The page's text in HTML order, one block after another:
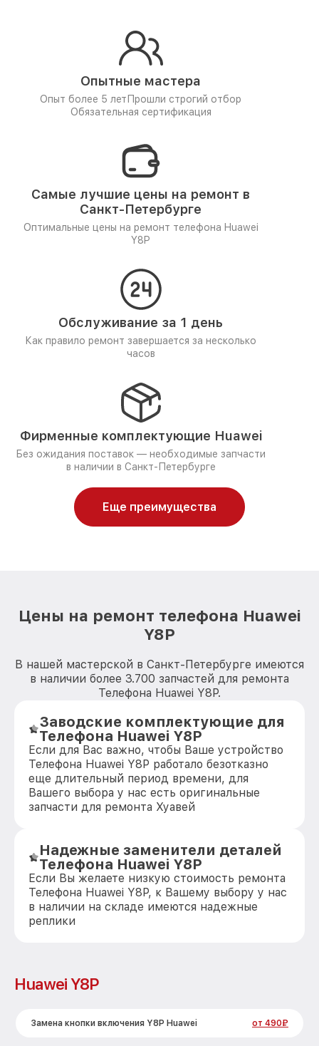
Опытные мастера
Опыт более 5 лет Прошли строгий отбор
Обязательная сертификация
Самые лучшие цены на ремонт в
Санкт-Петербурге
Оптимальные цены на ремонт телефона Huawei
Y8P
Обслуживание за 1 день
Как правило ремонт завершается за несколько
часов
Фирменные комплектующие Huawei
Без ожидания поставок — необходимые запчасти
в наличии в Санкт-Петербурге
Еще преимущества
Цены на ремонт телефона Huawei
Y8P
В нашей мастерской в Санкт-Петербурге имеются
в наличии более 3.700 запчастей для ремонта
Телефона Huawei Y8P.
Заводские комплектующие для
Телефона Huawei Y8P
Если для Вас важно, чтобы Ваше устройство
Телефона Huawei Y8P работало безотказно
еще длительный период времени, для
Вашего выбора у нас есть оригинальные
запчасти для ремонта Хуавей
Надежные заменители деталей
Телефона Huawei Y8P
Если Вы желаете низкую стоимость ремонта
Телефона Huawei Y8P, к Вашему выбору у нас
в наличии на складе имеются надежные
реплики
Huawei Y8P
Замена кнопки включения Y8P Huawei от 490₽